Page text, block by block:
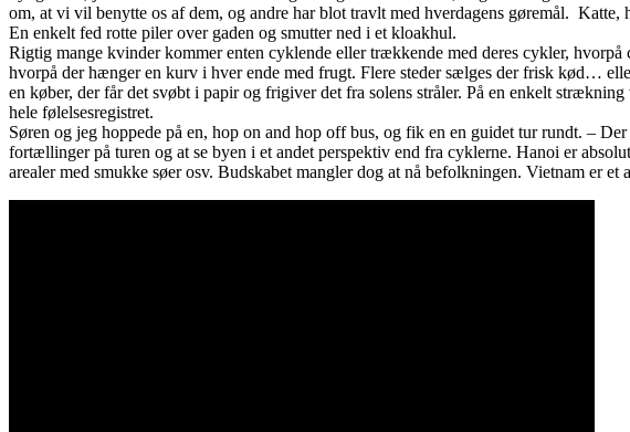
om, at vi vil benytte os af dem, og andre har blot travlt med hverdagens gøremål.
En enkelt fed rotte piler over gaden og smutter ned i et kloakhul.
Rigtig mange kvinder kommer enten cyklende eller trækkende med deres cykler,
hvorpå der hænger en kurv i hver ende med frugt. Flere steder sælges der frisk kød…
en køber, der får det svøbt i papir og frigiver det fra solens stråler. På en enkelt
hele følelsesregistret.
Søren og jeg hoppede på en, hop on and hop off bus, og fik en en guidet tur rundt. –
fortællinger på turen og at se byen i et andet perspektiv end fra cyklerne. Hanoi er
arealer med smukke søer osv. Budskabet mangler dog at nå befolkningen. Vietnam er